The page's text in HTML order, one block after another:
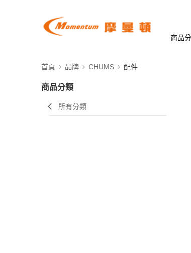
商品
首頁 品牌 CHUMS 配件
商品分類
所有分類